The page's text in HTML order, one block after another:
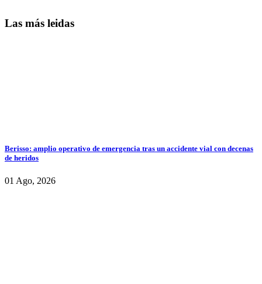
Las más leidas
Berisso: amplio operativo de emergencia tras un accidente vial con decenas
de heridos
01 Ago, 2026